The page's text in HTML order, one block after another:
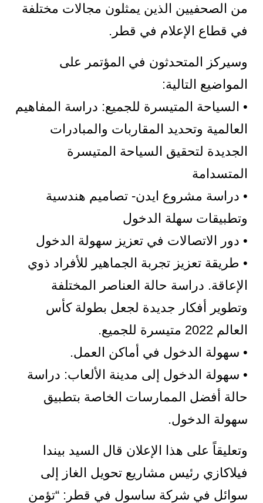
من الصحفيين الذين يمثلون مجالات مختلفة
في قطاع الإعلام في قطر.
وسيركز المتحدثون في المؤتمر على
المواضيع التالية:
• السياحة المتيسرة للجميع: دراسة المفاهيم
العالمية وتحديد المقاربات والمبادرات
الجديدة لتحقيق السياحة المتيسرة
المتسدامة
• دراسة مشروع ايدن- تصاميم هندسية
وتطبيقات سهلة الدخول
• دور الاتصالات في تعزيز سهولة الدخول
• طريقة تعزيز تجربة الجماهير للأفراد ذوي
الإعاقة. دراسة حالة العناصر المختلفة
وتطوير أفكار جديدة لجعل بطولة كأس
العالم 2022 متيسرة للجميع.
• سهولة الدخول في أماكن العمل.
• سهولة الدخول إلى مدينة الألعاب: دراسة
حالة أفضل الممارسات الخاصة بتطبيق
سهولة الدخول.
وتعليقاً على هذا الإعلان قال السيد بيندا
فيلاكازي رئيس مشاريع تحويل الغاز إلى
سوائل في شركة ساسول في قطر: “تؤمن